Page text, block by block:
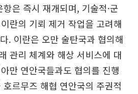
은 즉시 재개되며, 기술적·군
란의 기뢰 제거 작업을 고려해
. 이란은 오만 술탄국과 협의해
관리 체계와 해상 서비스에 대
만 연안국들과도 협의를 진행
르무즈 해협 연안국의 주권적